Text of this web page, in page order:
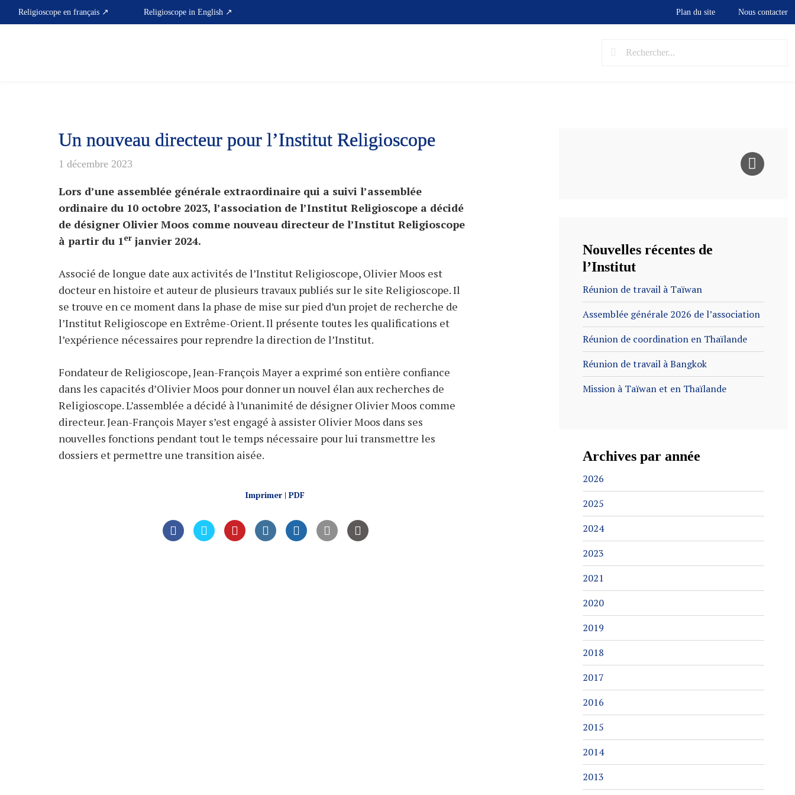
Religioscope en français ↗ Religioscope in English ↗ Plan du site Nous contacter
Un nouveau directeur pour l’Institut Religioscope
1 décembre 2023
Lors d’une assemblée générale extraordinaire qui a suivi l’assemblée
ordinaire du 10 octobre 2023, l’association de l’Institut Religioscope a décidé
de désigner Olivier Moos comme nouveau directeur de l’Institut Religioscope
à partir du 1er janvier 2024.
Associé de longue date aux activités de l’Institut Religioscope, Olivier Moos est
docteur en histoire et auteur de plusieurs travaux publiés sur le site Religioscope. Il
se trouve en ce moment dans la phase de mise sur pied d’un projet de recherche de
l’Institut Religioscope en Extrême-Orient. Il présente toutes les qualifications et
l’expérience nécessaires pour reprendre la direction de l’Institut.
Fondateur de Religioscope, Jean-François Mayer a exprimé son entière confiance
dans les capacités d’Olivier Moos pour donner un nouvel élan aux recherches de
Religioscope. L’assemblée a décidé à l’unanimité de désigner Olivier Moos comme
directeur. Jean-François Mayer s’est engagé à assister Olivier Moos dans ses
nouvelles fonctions pendant tout le temps nécessaire pour lui transmettre les
dossiers et permettre une transition aisée.
Imprimer | PDF
Nouvelles récentes de
l’Institut
Réunion de travail à Taïwan
Assemblée générale 2026 de l’association
Réunion de coordination en Thaïlande
Réunion de travail à Bangkok
Mission à Taïwan et en Thaïlande
Archives par année
2026
2025
2024
2023
2021
2020
2019
2018
2017
2016
2015
2014
2013